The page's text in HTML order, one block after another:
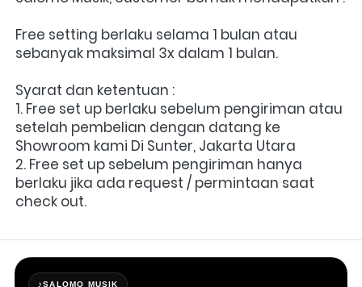
Free setting berlaku selama 1 bulan atau
sebanyak maksimal 3x dalam 1 bulan.
Syarat dan ketentuan :
1. Free set up berlaku sebelum pengiriman atau
setelah pembelian dengan datang ke
Showroom kami Di Sunter, Jakarta Utara
2. Free set up sebelum pengiriman hanya
berlaku jika ada request / permintaan saat
check out.
♪SALOMO MUSIK